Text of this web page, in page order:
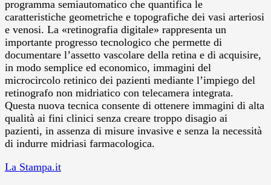
programma semiautomatico che quantifica le
caratteristiche geometriche e topografiche dei vasi arteriosi
e venosi. La «retinografia digitale» rappresenta un
importante progresso tecnologico che permette di
documentare l’assetto vascolare della retina e di acquisire,
in modo semplice ed economico, immagini del
microcircolo retinico dei pazienti mediante l’impiego del
retinografo non midriatico con telecamera integrata.
Questa nuova tecnica consente di ottenere immagini di alta
qualità ai fini clinici senza creare troppo disagio ai
pazienti, in assenza di misure invasive e senza la necessità
di indurre midriasi farmacologica.
La Stampa.it